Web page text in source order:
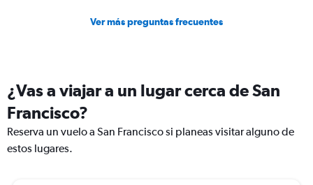
Ver más preguntas frecuentes
¿Vas a viajar a un lugar cerca de San
Francisco?
Reserva un vuelo a San Francisco si planeas visitar alguno de
estos lugares.